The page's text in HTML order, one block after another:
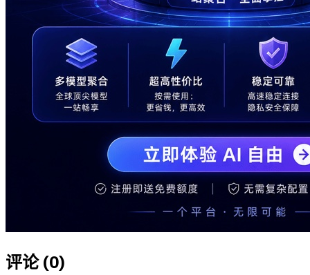
评论 (0)